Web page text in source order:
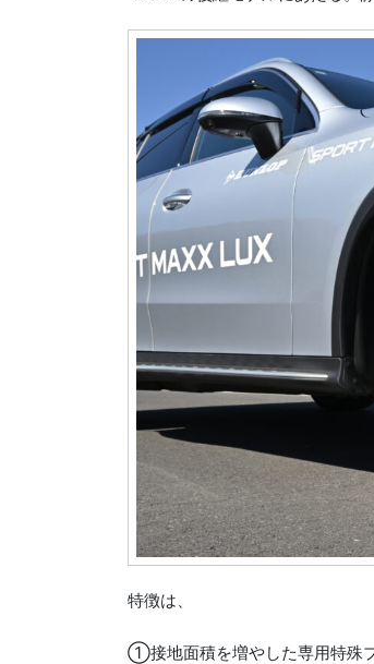
特徴は、
①接地面積を増やした専用特殊